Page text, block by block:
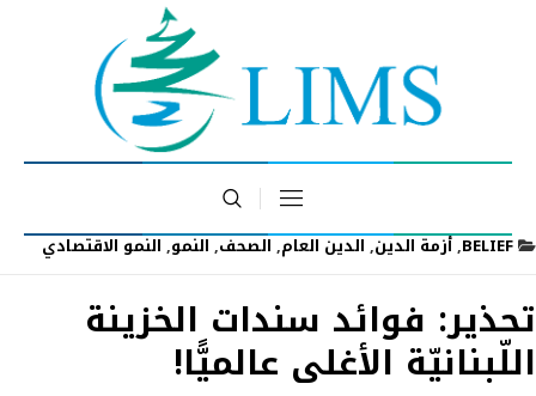
BELIEF
,أزمة الدين,الدين العام,الصحف,النمو,النمو الاقتصادي
تحذير: فوائد سندات الخزينة
اللّبنانيّة الأغلى عالميًّا!